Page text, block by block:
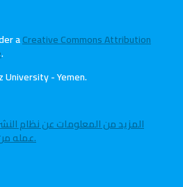
aCreative Commons Attribution
.
University - Yemen.